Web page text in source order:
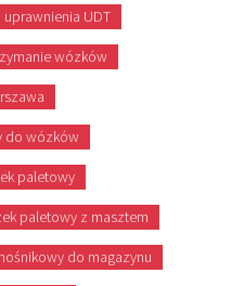
uprawnienia UDT
wózków
do wózków
paletowy
paletowy z masztem
do magazynu